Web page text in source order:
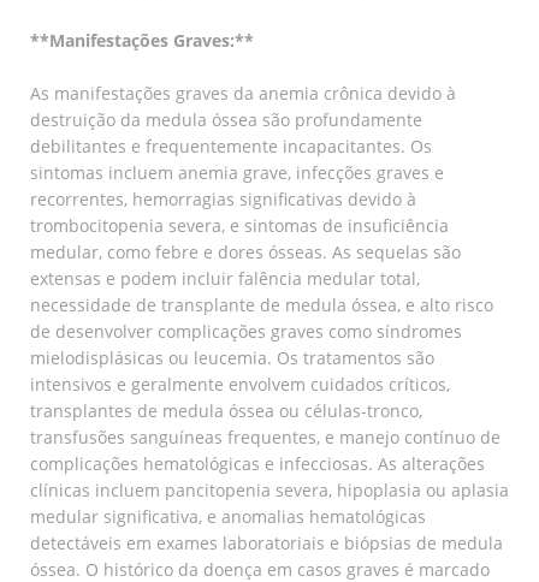
**Manifestações Graves:**
As manifestações graves da anemia crônica devido à
destruição da medula óssea são profundamente
debilitantes e frequentemente incapacitantes. Os
sintomas incluem anemia grave, infecções graves e
recorrentes, hemorragias significativas devido à
trombocitopenia severa, e sintomas de insuficiência
medular, como febre e dores ósseas. As sequelas são
extensas e podem incluir falência medular total,
necessidade de transplante de medula óssea, e alto risco
de desenvolver complicações graves como síndromes
mielodisplásicas ou leucemia. Os tratamentos são
intensivos e geralmente envolvem cuidados críticos,
transplantes de medula óssea ou células-tronco,
transfusões sanguíneas frequentes, e manejo contínuo de
complicações hematológicas e infecciosas. As alterações
clínicas incluem pancitopenia severa, hipoplasia ou aplasia
medular significativa, e anomalias hematológicas
detectáveis em exames laboratoriais e biópsias de medula
óssea. O histórico da doença em casos graves é marcado